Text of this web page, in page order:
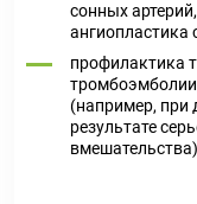
сонных
ангиопластика
профилактика
тромбоэмболии
(например, при
результате